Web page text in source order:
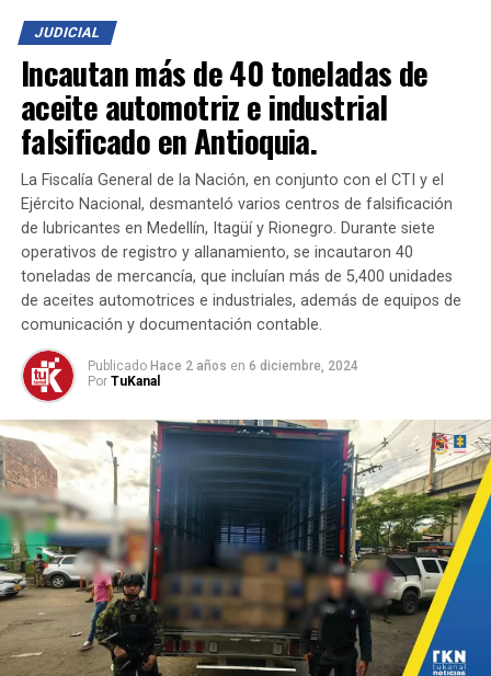
Estos operativos demuestran el compromiso de las
autoridades en la búsqueda de la seguridad y la justicia
para la comunidad. La labor incansable de los
uniformados y la aplicación efectiva de los modelos de
vigilancia son esenciales para mantener la tranquilidad
en nuestras calles.
TEMAS RELACIONADOS: CAPTURA COMUNIDAD.
CRIMEN
CÚCUTA
DELINCUENTES MOTOCICLETAS
SEGURIDAD
HASTA LA PRÓXIMA
Descubren fabrica clandestina de armas de fuego y 3
mil gramos de marihuana
NO TE PIERDAS
Por hechos de corrupción capturan a extesorero de
empresa de energía de San Andrés
JUDICIAL
Incautan más de 40 toneladas de
aceite automotriz e industrial
falsificado en Antioquia.
La Fiscalía General de la Nación, en conjunto con el CTI y el
Ejército Nacional, desmanteló varios centros de falsificación
de lubricantes en Medellín, Itagüí y Rionegro. Durante siete
operativos de registro y allanamiento, se incautaron 40
toneladas de mercancía, que incluían más de 5,400 unidades
de aceites automotrices e industriales, además de equipos de
comunicación y documentación contable.
Publicado Hace 2 años en 6 diciembre, 2024
Por TuKanal